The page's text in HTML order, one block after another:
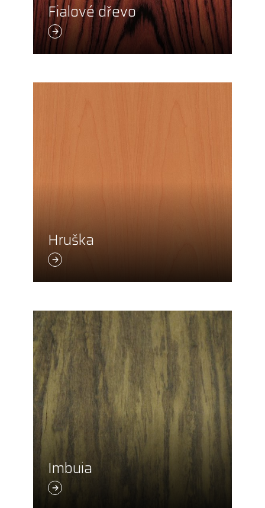
Fialové dřevo
Hruška
Imbuia